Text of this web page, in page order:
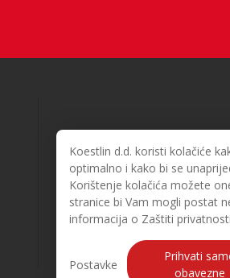
Koestlin d.d. koristi kolačiće
optimalno i kako bi se
Korištenje kolačića možete
stranice bi Vam mogli postat
informacija o Zaštiti
Postavke
Prihvati
obavezne
© 2026. Koestlin. Alle
Designed and developed by